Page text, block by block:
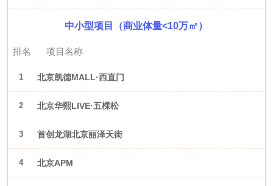
中小型项目（商业体量<10万㎡）
排名 项目名称
1 北京凯德MALL·西直门
2 北京华熙LIVE·五棵松
3 首创龙湖北京丽泽天街
4 北京APM